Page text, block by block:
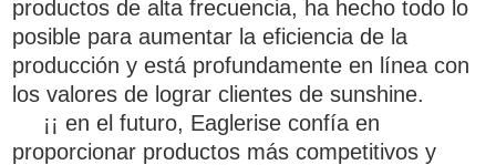
productos de alta frecuencia, ha hecho todo lo
posible para aumentar la eficiencia de la
producción y está profundamente en línea con
los valores de lograr clientes de sunshine.
¡¡ en el futuro, Eaglerise confía en
proporcionar productos más competitivos y